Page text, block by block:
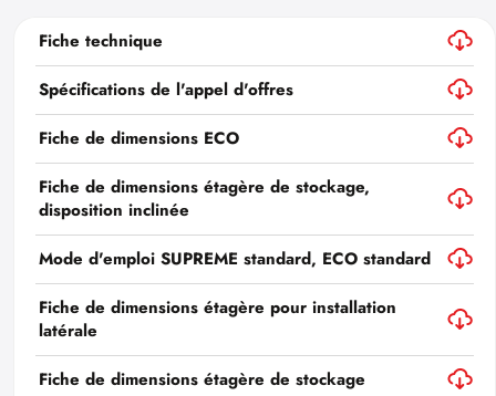
Fiche technique
Spécifications de l'appel d'offres
Fiche de dimensions ECO
Fiche de dimensions étagère de stockage,
disposition inclinée
Mode d'emploi SUPREME standard, ECO standard
Fiche de dimensions étagère pour installation
latérale
Fiche de dimensions étagère de stockage